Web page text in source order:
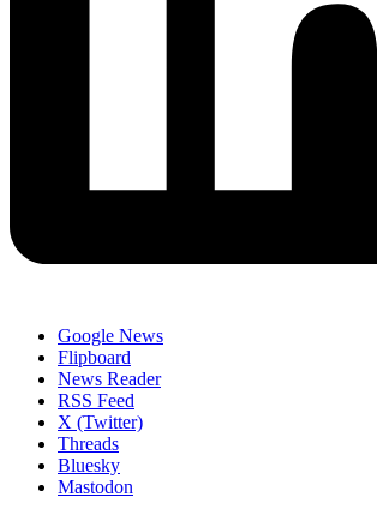
Google News
Flipboard
News Reader
RSS Feed
X (Twitter)
Threads
Bluesky
Mastodon